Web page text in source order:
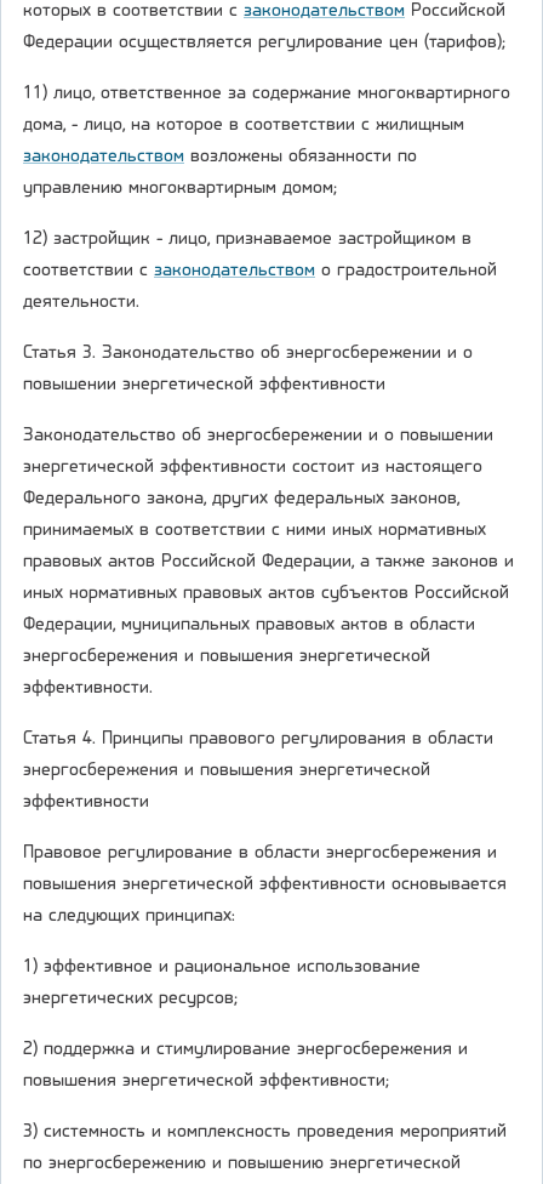
которых в соответствии с законодательством Российской
Федерации осуществляется регулирование цен (тарифов);
11) лицо, ответственное за содержание многоквартирного
дома, - лицо, на которое в соответствии с жилищным
законодательством возложены обязанности по
управлению многоквартирным домом;
12) застройщик - лицо, признаваемое застройщиком в
соответствии с законодательством о градостроительной
деятельности.
Статья 3. Законодательство об энергосбережении и о
повышении энергетической эффективности
Законодательство об энергосбережении и о повышении
энергетической эффективности состоит из настоящего
Федерального закона, других федеральных законов,
принимаемых в соответствии с ними иных нормативных
правовых актов Российской Федерации, а также законов и
иных нормативных правовых актов субъектов Российской
Федерации, муниципальных правовых актов в области
энергосбережения и повышения энергетической
эффективности.
Статья 4. Принципы правового регулирования в области
энергосбережения и повышения энергетической
эффективности
Правовое регулирование в области энергосбережения и
повышения энергетической эффективности основывается
на следующих принципах:
1) эффективное и рациональное использование
энергетических ресурсов;
2) поддержка и стимулирование энергосбережения и
повышения энергетической эффективности;
3) системность и комплексность проведения мероприятий
по энергосбережению и повышению энергетической